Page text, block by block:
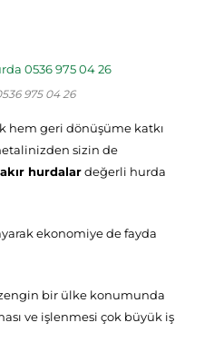
975 04 26
hem geri dönüşüme katkı
sizin de
hurdalardeğerli hurda
ekonomiye de fayda
bir ülke konumunda
ve işlenmesi çok büyük iş